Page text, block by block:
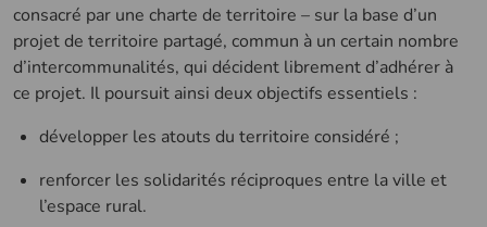
consacré par une charte de territoire – sur la base d’un
projet de territoire partagé, commun à un certain nombre
d’intercommunalités, qui décident librement d’adhérer à
ce projet. Il poursuit ainsi deux objectifs essentiels :
développer les atouts du territoire considéré ;
renforcer les solidarités réciproques entre la ville et
l’espace rural.